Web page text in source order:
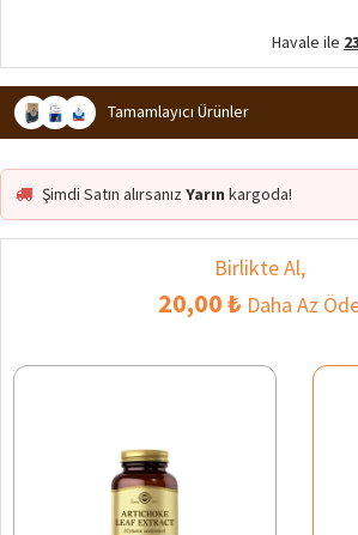
Havale ile
Tamamlayıcı Ürünler
Şimdi Satın alırsanızYarın kargoda!
Birlikte Al,
20,00 ₺ Daha Az